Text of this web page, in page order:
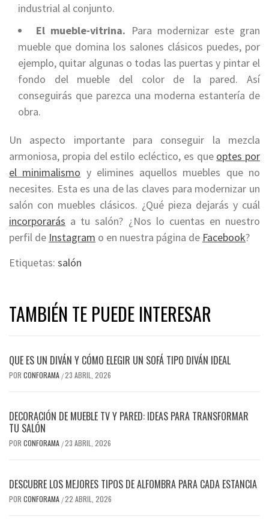
industrial al conjunto.
El mueble-vitrina. Para modernizar este gran
mueble que domina los salones clásicos puedes, por
ejemplo, quitar algunas o todas las puertas y pintar el
fondo del mueble del color de la pared. Así
conseguirás que parezca una moderna estantería de
obra.
Un aspecto importante para conseguir la mezcla
armoniosa, propia del estilo ecléctico, es que optes por
el minimalismo y elimines aquellos muebles que no
necesites. Esta es una de las claves para modernizar un
salón con muebles clásicos. ¿Qué pieza dejarás y cuál
incorporarás a tu salón? ¿Nos lo cuentas en nuestro
perfil de Instagram o en nuestra página de Facebook?
Etiquetas: salón
TAMBIÉN TE PUEDE INTERESAR
QUE ES UN DIVÁN Y CÓMO ELEGIR UN SOFÁ TIPO DIVÁN IDEAL
POR CONFORAMA /23 ABRIL, 2026
DECORACIÓN DE MUEBLE TV Y PARED: IDEAS PARA TRANSFORMAR
TU SALÓN
POR CONFORAMA /23 ABRIL, 2026
DESCUBRE LOS MEJORES TIPOS DE ALFOMBRA PARA CADA ESTANCIA
POR CONFORAMA /22 ABRIL, 2026